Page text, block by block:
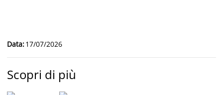
Data:17/07/2026
Scopri di più